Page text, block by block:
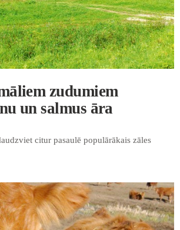
zudumiem
un salmus āra
citur pasaulē populārākais zāles